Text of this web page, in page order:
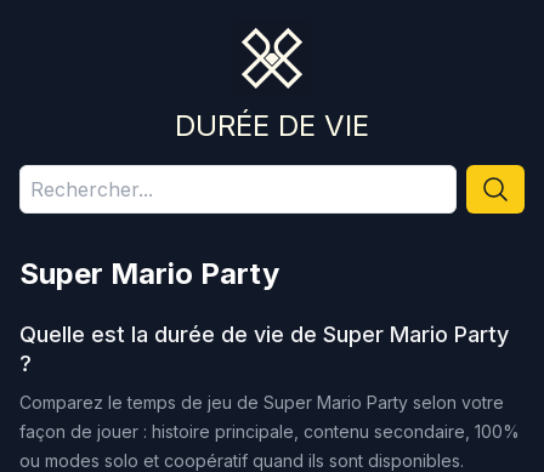
DURÉE DE VIE
Super Mario Party
Quelle est la durée de vie de Super Mario Party
?
Comparez le temps de jeu de Super Mario Party selon votre
façon de jouer : histoire principale, contenu secondaire, 100%
ou modes solo et coopératif quand ils sont disponibles.